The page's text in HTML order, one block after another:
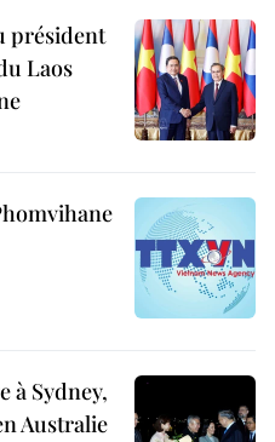
président
Laos
à Sydney,
Australie